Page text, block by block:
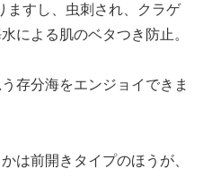
ますし、虫刺され、クラゲ
による肌のベタつき防止。
存分海をエンジョイできま
は前開きタイプのほうが、